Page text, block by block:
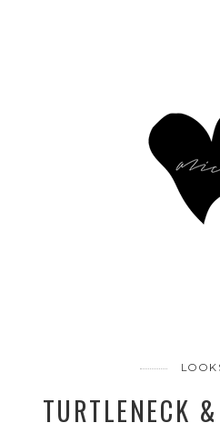
TURTLENECK